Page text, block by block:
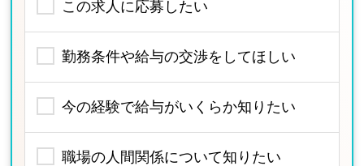
この求人に応募したい
勤務条件や給与の交渉をしてほしい
今の経験で給与がいくらか知りたい
職場の人間関係について知りたい